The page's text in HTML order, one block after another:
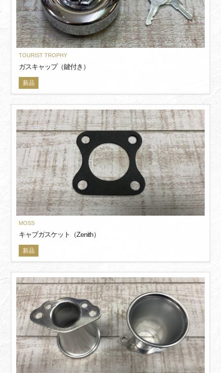
TOURIST TROPHY
ガスキャップ（鍵付き）
新品
MOSS
キャブガスケット（Zenith）
新品